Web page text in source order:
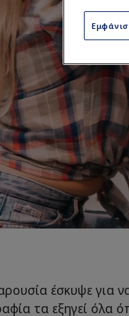
έσκυψε για
τα εξηγεί όλα